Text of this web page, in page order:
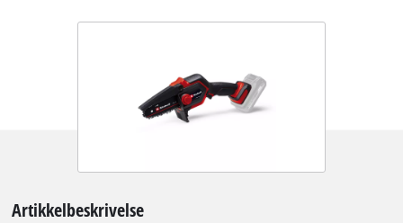
Artikkelbeskrivelse